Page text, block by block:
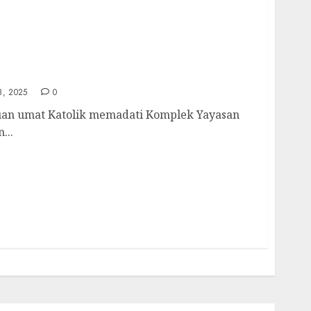
2025 0
umat Katolik memadati Komplek Yayasan